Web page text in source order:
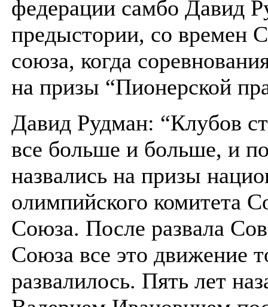
федерации самбо Давид
предыстории, со времен
союза, когда
на призы “Пионерской
Давид Рудман: “Клубов
все больше и больше, и
назвались на призы
олимпийского комитета
Союза. После развала
Союза все это движение
развалилось. Пять лет